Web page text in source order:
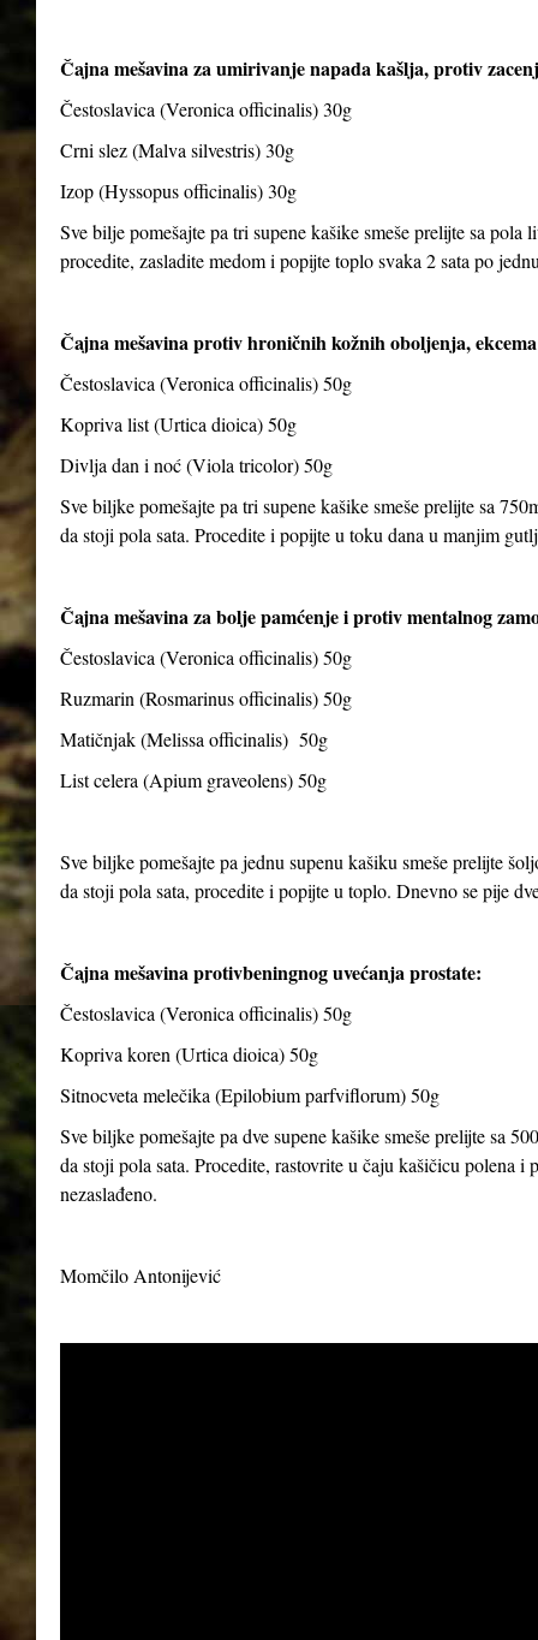
Čajna mešavina za umirivanje napada kašlja, protiv
Čestoslavica (Veronica officinalis) 30g
Crni slez (Malva silvestris) 30g
Izop (Hyssopus officinalis) 30g
Sve bilje pomešajte pa tri supene kašike smeše prelijte sa
procedite, zasladite medom i popijte toplo svaka 2 sata po
Čajna mešavina protiv hroničnih kožnih oboljenja,
Čestoslavica (Veronica officinalis) 50g
Kopriva list (Urtica dioica) 50g
Divlja dan i noć (Viola tricolor) 50g
Sve biljke pomešajte pa tri supene kašike smeše prelijte sa
da stoji pola sata. Procedite i popijte u toku dana u manjim
Čajna mešavina za bolje pamćenje i protiv mentalnog
Čestoslavica (Veronica officinalis) 50g
Ruzmarin (Rosmarinus officinalis) 50g
Matičnjak (Melissa officinalis) 50g
List celera (Apium graveolens) 50g
Sve biljke pomešajte pa jednu supenu kašiku smeše prelijte
da stoji pola sata, procedite i popijte u toplo. Dnevno se pije
Čajna mešavina protivbeningnog uvećanja prostate:
Čestoslavica (Veronica officinalis) 50g
Kopriva koren (Urtica dioica) 50g
Sitnocveta melečika (Epilobium parfviflorum) 50g
Sve biljke pomešajte pa dve supene kašike smeše prelijte sa
da stoji pola sata. Procedite, rastovrite u čaju kašičicu polena
nezaslađeno.
Momčilo Antonijević